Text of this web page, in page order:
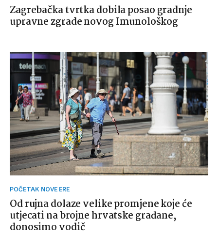
Zagrebačka tvrtka dobila posao gradnje
upravne zgrade novog Imunološkog
POČETAK NOVE ERE
Od rujna dolaze velike promjene koje će
utjecati na brojne hrvatske građane,
donosimo vodič